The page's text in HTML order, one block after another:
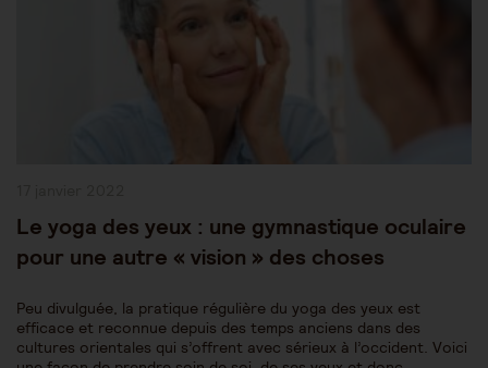
Le yoga des yeux : une gymnastique oculaire
pour une autre « vision » des choses
Peu divulguée, la pratique régulière du yoga des yeux est
efficace et reconnue depuis des temps anciens dans des
cultures orientales qui s’offrent avec sérieux à l’occident. Voici